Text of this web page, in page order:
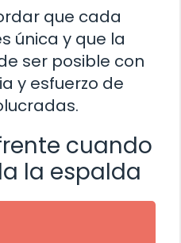
que cada
única y que la
ser posible con
y esfuerzo de
cuando
la espalda